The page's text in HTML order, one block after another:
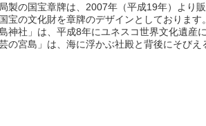
製の国宝章牌は、2007年（平成19年）より
宝の文化財を章牌のデザインとしております
神社」は、平成8年にユネスコ世界文化遺産
の宮島」は、海に浮かぶ社殿と背後にそびえ